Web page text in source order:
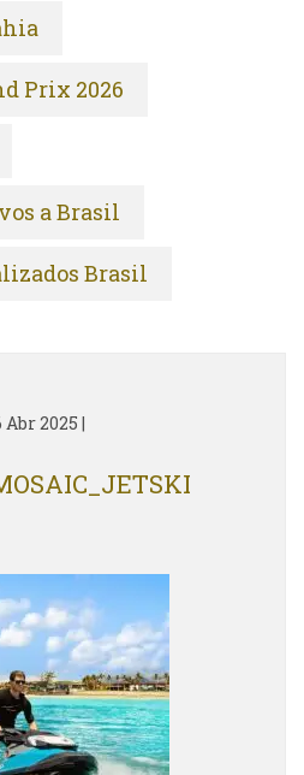
Prix 2026
a Brasil
Brasil
Abr 2025 |